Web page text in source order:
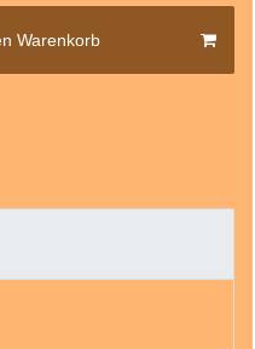
Warenkorb